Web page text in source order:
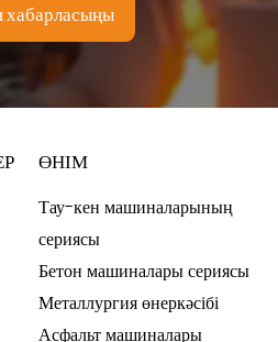
хабарласыңы
ӨНІМ
Тау-кен машиналарының
сериясы
Бетон машиналары сериясы
Металлургия өнеркәсібі
Асфальт машиналары